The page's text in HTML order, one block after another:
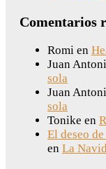
Comentarios
Romi en
Juan
sola
Juan
sola
Tonike en
El deseo
en La